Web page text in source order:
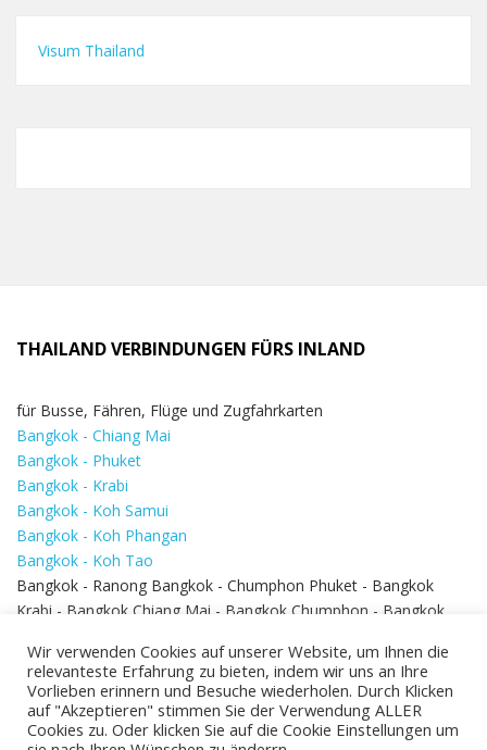
Visum Thailand
THAILAND VERBINDUNGEN FÜRS INLAND
für Busse, Fähren, Flüge und Zugfahrkarten
Bangkok - Chiang Mai
Bangkok - Phuket
Bangkok - Krabi
Bangkok - Koh Samui
Bangkok - Koh Phangan
Bangkok - Koh Tao
Bangkok - Ranong Bangkok - Chumphon Phuket - Bangkok
Krabi - Bangkok Chiang Mai - Bangkok Chumphon - Bangkok
Bangkok - Hua Hin
Wir verwenden Cookies auf unserer Website, um Ihnen die
relevanteste Erfahrung zu bieten, indem wir uns an Ihre
Vorlieben erinnern und Besuche wiederholen. Durch Klicken
auf "Akzeptieren" stimmen Sie der Verwendung ALLER
Cookies zu. Oder klicken Sie auf die Cookie Einstellungen um